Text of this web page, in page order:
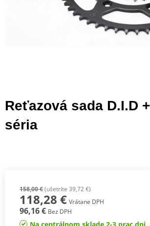
Reťazová sada D.I.D
séria
158,00 €(ušetríte 39,72 €)
118,28 € Vrátane DPH
96,16 € Bez DPH